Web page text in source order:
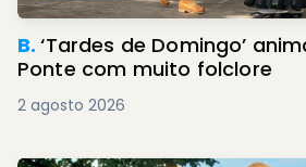
B.‘Tardes de Domingo’
Ponte com muito folclore
2 agosto 2026